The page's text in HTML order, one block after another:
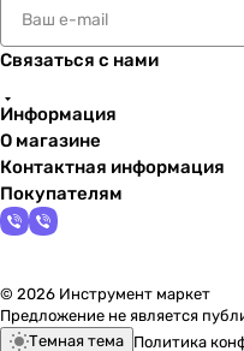
Связаться с нами
Информация
О магазине
Контактная информация
Покупателям
© 2026 Инструмент маркет
Предложение не является
Темная тема Политика